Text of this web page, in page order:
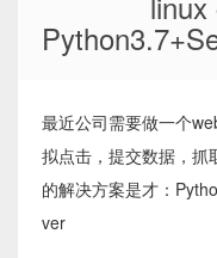
最近公司需要做一个
拟点击，提交数据，抓
的解决方案是才：
ver